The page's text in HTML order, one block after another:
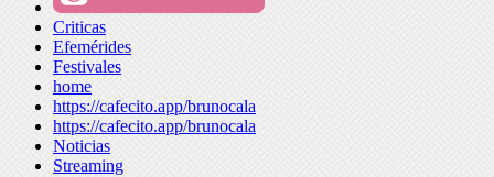
Criticas
Efemérides
Festivales
home
https://cafecito.app/brunocala
https://cafecito.app/brunocala
Noticias
Streaming